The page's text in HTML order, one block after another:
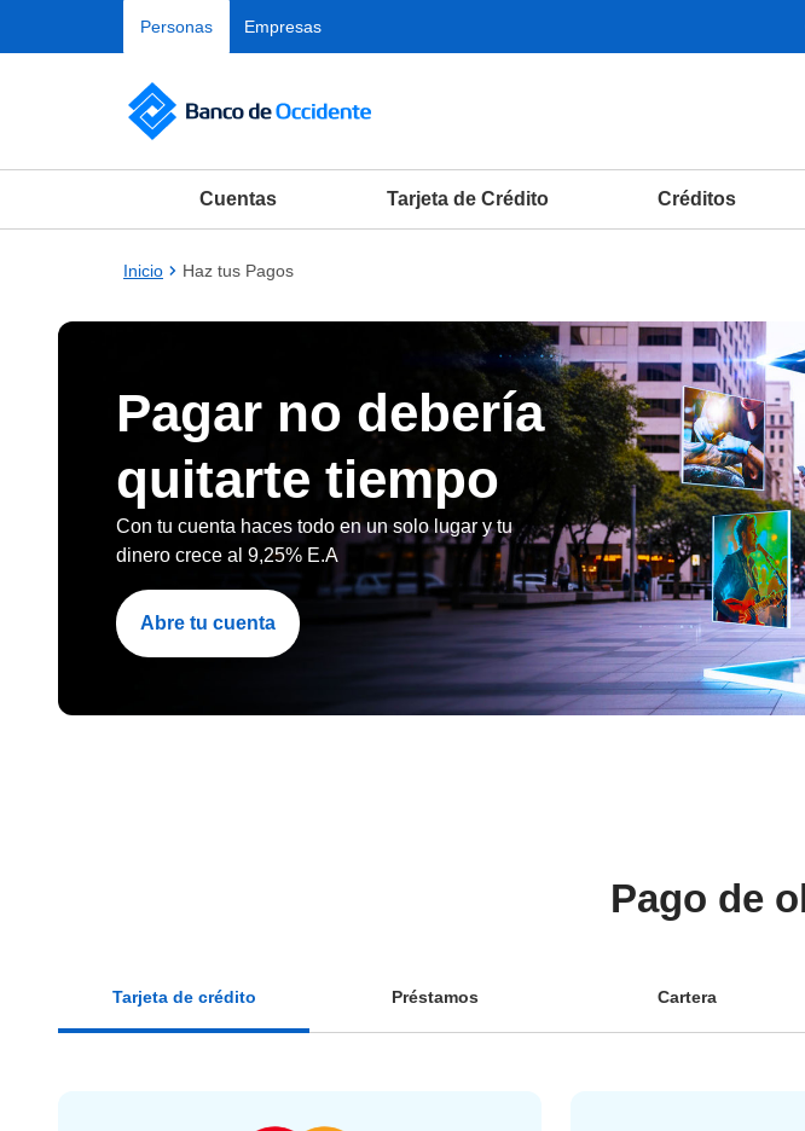
Saltar al contenido principal
Personas Empresas
Cuentas Tarjeta de Crédito Créditos
Inicio Haz tus Pagos
Pagar no debería
quitarte tiempo
Con tu cuenta haces todo en un solo lugar y tu
dinero crece al 9,25% E.A
Abre tu cuenta
Pago de
Tarjeta de crédito Préstamos Cartera